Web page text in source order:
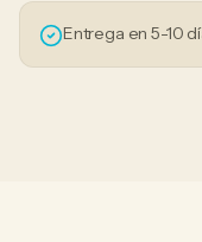
Entrega en 5-10